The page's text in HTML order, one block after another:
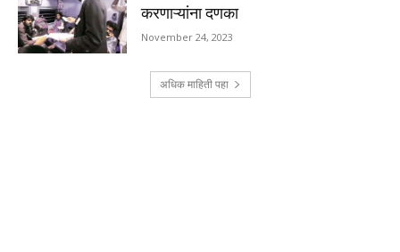
करणाऱ्यांना दणका
November 24, 2023
अधिक माहिती पहा